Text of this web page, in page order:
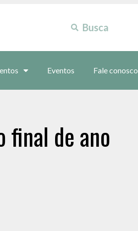
Eventos Fale conosco
final de ano